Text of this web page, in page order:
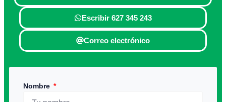
Escribir 627 345 243
Correo electrónico
Nombre